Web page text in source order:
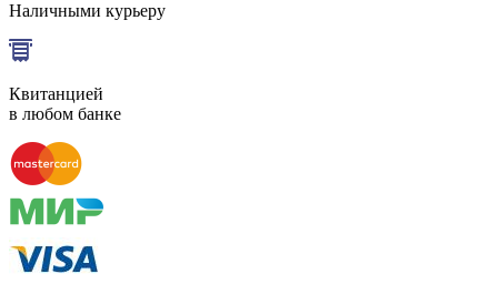
Наличными курьеру
Квитанцией
в любом банке